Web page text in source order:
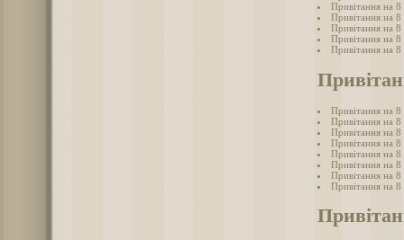
Привітання на 8
Привітання на 8
Привітання на 8
Привітання на 8
Привітання на 8
Привітання на 8
Привітання на 8
Привітання на 8
Привітання на 8
Привітання на 8
Привітання на
Привітання на
Привітання на 8